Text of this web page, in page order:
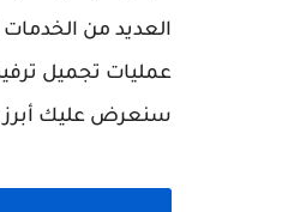
العديد من
عمليات تجميل
سنعرض عليك أبرز